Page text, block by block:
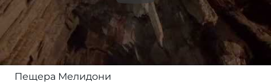
Пещера Мелидони